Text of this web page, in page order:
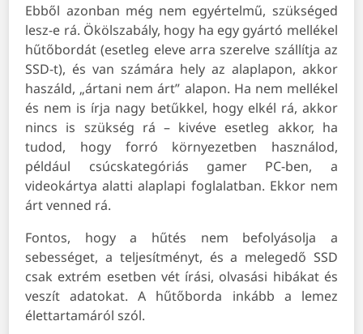
Ebből azonban még nem egyértelmű, szükséged
lesz-e rá. Ökölszabály, hogy ha egy gyártó mellékel
hűtőbordát (esetleg eleve arra szerelve szállítja az
SSD-t), és van számára hely az alaplapon, akkor
haszáld, „ártani nem árt” alapon. Ha nem mellékel
és nem is írja nagy betűkkel, hogy elkél rá, akkor
nincs is szükség rá – kivéve esetleg akkor, ha
tudod, hogy forró környezetben használod,
például csúcskategóriás gamer PC-ben, a
videokártya alatti alaplapi foglalatban. Ekkor nem
árt venned rá.
Fontos, hogy a hűtés nem befolyásolja a
sebességet, a teljesítményt, és a melegedő SSD
csak extrém esetben vét írási, olvasási hibákat és
veszít adatokat. A hűtőborda inkább a lemez
élettartamáról szól.